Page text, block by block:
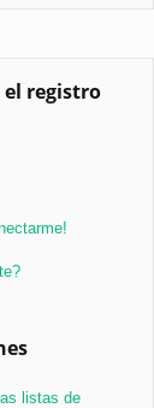
ifi
rs
ra
el registro
listas de